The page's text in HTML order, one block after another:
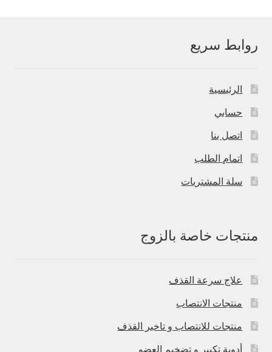
روابط سريع
الرئيسية
حسابي
اتصل بنا
اتمام الطلب
سلة المشتريات
منتجات خاصة بالزوج
علاج سرعة القذف
منتجات الانتصاب
منتجات للانتصاب و تاخير القذف
أدوية تكبير و تضخيم العضو